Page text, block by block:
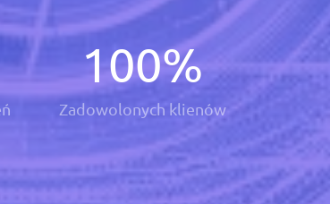
100%
Zadowolonych klienów